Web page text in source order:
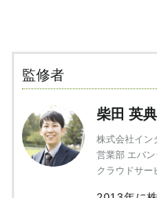
監修者
柴田 英典
株式会社イン
営業部 エバン
クラウドサー